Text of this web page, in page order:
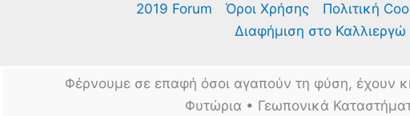
2019 Forum Όροι Χρήσης Πολιτική
Διαφήμιση στο Καλλιεργώ
Φέρνουμε σε επαφή όσοι αγαπούν τη φύση, έχουν
Φυτώρια • Γεωπονικά